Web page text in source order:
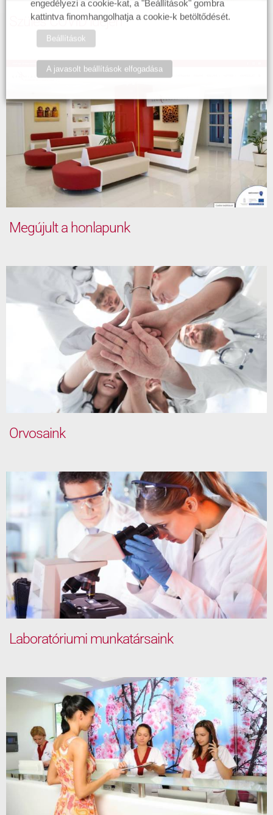
Szülés COVID idején
Megújult a honlapunk
Orvosaink
Laboratóriumi munkatársaink
engedélyezi a cookie-kat, a "Beállítások" gombra
kattintva finomhangolhatja a cookie-k betöltődését.
Beállítások
A javasolt beállítások elfogadása